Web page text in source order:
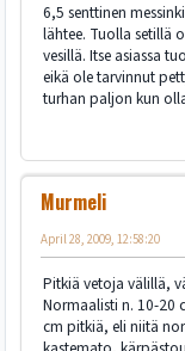
6,5 senttinen
lähtee. Tuolla setillä
vesillä. Itse asiassa
eikä ole tarvinnut
turhan paljon kun
Murmeli
April 28, 2009, 12:58:20
Pitkiä vetoja välillä,
Normaalisti n. 10-20
cm pitkiä, eli niitä